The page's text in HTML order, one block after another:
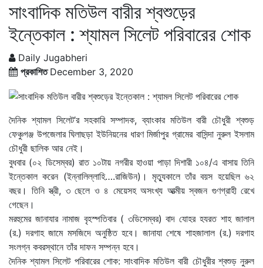
সাংবাদিক মতিউল বারীর শ্বশুড়ের
ইন্তেকাল : শ্যামল সিলেট পরিবারের শোক
Daily Jugabheri
প্রকাশিতDecember 3, 2020
দৈনিক শ্যামল সিলেট’র সহকারি সম্পাদক, ব্যাংকার মতিউল বারী চৌধুরী শ্বশুড়
ফেঞ্চুগঞ্জ উপজেলার ঘিলাছড়া ইউনিয়নের ধারণ মির্জাপুর গ্রামের বাসিন্দা নুরুল ইসলাম
চৌধুরী ছালিক আর নেই।
বুধবার (০২ ডিসেম্বর) রাত ১০টায় নগরীর হাওয়া পাড়া দিশারী ১০৪/এ বাসায় তিনি
ইন্তেকাল করেন (ইন্নালিল্লাহি….রাজিউন)। মৃত্যুকালে তাঁর বয়স হয়েছিল ৬২
বছর। তিনি স্ত্রী, ৩ ছেলে ও ৪ মেয়েসহ অসংখ্য আত্মীয় স্বজন গুণগ্রাহী রেখে
গেছেন।
মরহুমের জানাযার নামাজ বৃহস্পতিবার ( ৩ডিসেম্বর) বাদ যোহর হযরত শাহ জালাল
(র.) দরগাহ জামে মসজিদে অনুষ্ঠিত হবে। জানাযা শেষে শাহজালাল (র.) দরগাহ
সংলগ্ন কবরস্থানে তাঁর দাফন সম্পন্ন হবে।
দৈনিক শ্যামল সিলেট পরিবারের শোক: সাংবাদিক মতিউল বারী চৌধুরীর শ্বশুড় নুরুল